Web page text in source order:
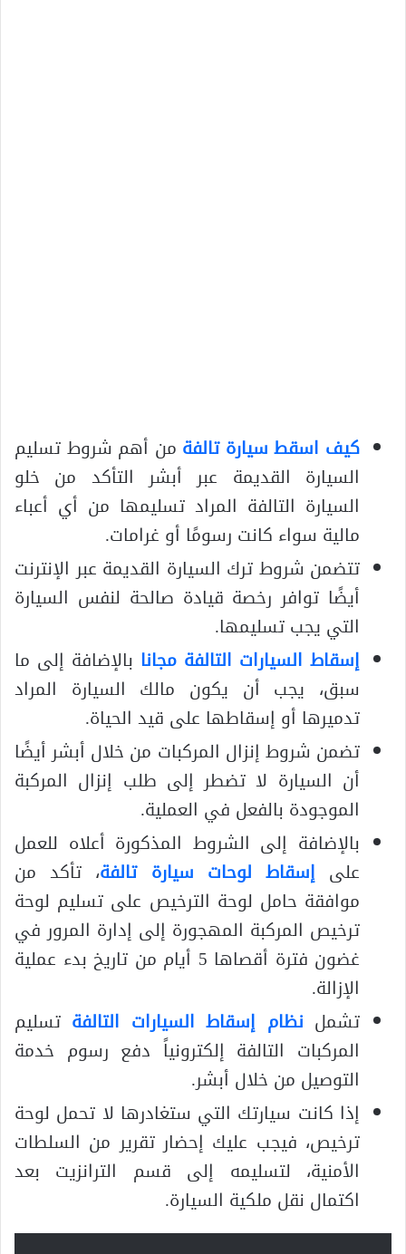
كيف اسقط سيارة تالفة من أهم شروط تسليم
السيارة القديمة عبر أبشر التأكد من خلو
السيارة التالفة المراد تسليمها من أي أعباء
مالية سواء كانت رسومًا أو غرامات.
تتضمن شروط ترك السيارة القديمة عبر الإنترنت
أيضًا توافر رخصة قيادة صالحة لنفس السيارة
التي يجب تسليمها.
إسقاط السيارات التالفة مجانا بالإضافة إلى ما
سبق، يجب أن يكون مالك السيارة المراد
تدميرها أو إسقاطها على قيد الحياة.
تضمن شروط إنزال المركبات من خلال أبشر أيضًا
أن السيارة لا تضطر إلى طلب إنزال المركبة
الموجودة بالفعل في العملية.
بالإضافة إلى الشروط المذكورة أعلاه للعمل
على إسقاط لوحات سيارة تالفة، تأكد من
موافقة حامل لوحة الترخيص على تسليم لوحة
ترخيص المركبة المهجورة إلى إدارة المرور في
غضون فترة أقصاها 5 أيام من تاريخ بدء عملية
الإزالة.
تشمل نظام إسقاط السيارات التالفة تسليم
المركبات التالفة إلكترونياً دفع رسوم خدمة
التوصيل من خلال أبشر.
إذا كانت سيارتك التي ستغادرها لا تحمل لوحة
ترخيص، فيجب عليك إحضار تقرير من السلطات
الأمنية، لتسليمه إلى قسم الترانزيت بعد
اكتمال نقل ملكية السيارة.